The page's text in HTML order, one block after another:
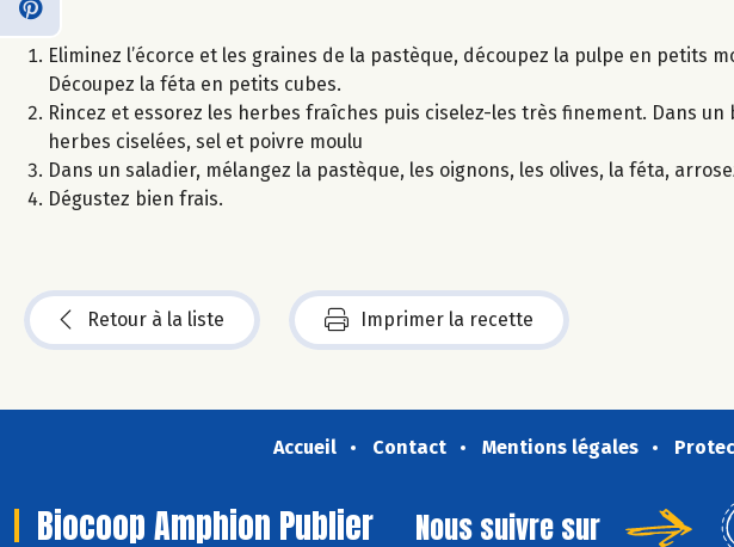
Eliminez l’écorce et les graines de la pastèque, découpez la pulpe en petits
Découpez la féta en petits cubes.
Rincez et essorez les herbes fraîches puis ciselez-les très finement. Dans un
herbes ciselées, sel et poivre moulu
Dans un saladier, mélangez la pastèque, les oignons, les olives, la féta,
Dégustez bien frais.
Retour à la liste Imprimer la recette
Accueil Contact Mentions légales
Biocoop Amphion Publier Nous suivre sur